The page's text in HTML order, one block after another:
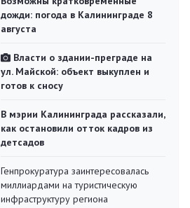
дожди: погода в Калининграде 8
августа
Власти о здании-преграде на
ул. Майской: объект выкуплен и
готов к сносу
В мэрии Калининграда рассказали,
как остановили отток кадров из
детсадов
Генпрокуратура заинтересовалась
миллиардами на туристическую
инфраструктуру региона